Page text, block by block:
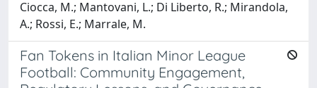
Ciocca, M.; Mantovani, L.; Di Liberto, R.; Mirandola,
A.; Rossi, E.; Marrale, M.
Fan Tokens in Italian Minor League
Football: Community Engagement,